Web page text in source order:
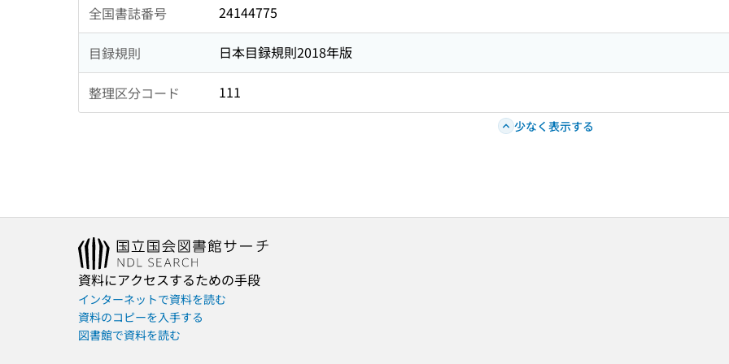
全国書誌番号 24144775
目録規則 日本目録規則2018年版
整理区分コード 111
少なく表示する
資料にアクセスするための手段
インターネットで資料を読む
資料のコピーを入手する
図書館で資料を読む